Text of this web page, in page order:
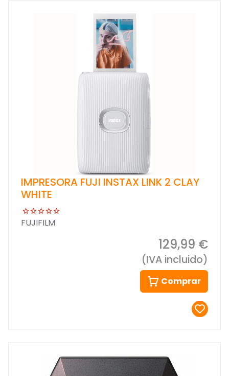
IMPRESORA FUJI INSTAX LINK 2 CLAY
WHITE
FUJIFILM
129,99 €
(IVA incluido)
Comprar